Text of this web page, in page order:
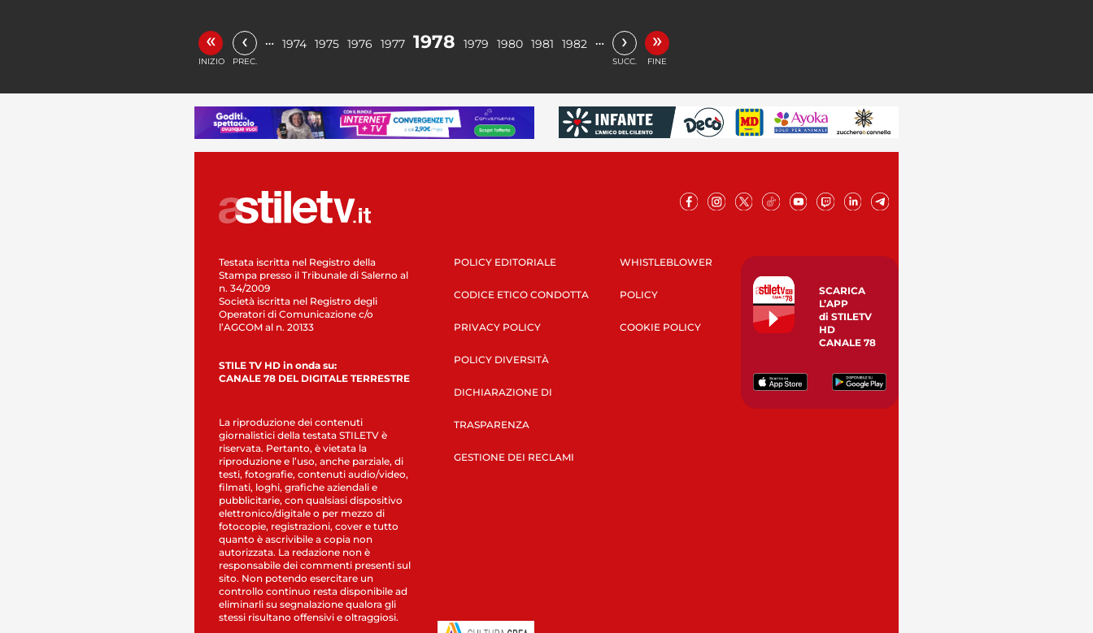
«
INIZIO
‹
PREC.
… 1974 1975 1976 1977 1978 1979 1980 1981 1982 … ›
SUCC.
»
FINE
Testata iscritta nel Registro della
Stampa presso il Tribunale di Salerno al
n. 34/2009
Società iscritta nel Registro degli
Operatori di Comunicazione c/o
l’AGCOM al n. 20133
STILE TV HD in onda su:
CANALE 78 DEL DIGITALE TERRESTRE
La riproduzione dei contenuti
giornalistici della testata STILETV è
riservata. Pertanto, è vietata la
riproduzione e l’uso, anche parziale, di
testi, fotografie, contenuti audio/video,
filmati, loghi, grafiche aziendali e
pubblicitarie, con qualsiasi dispositivo
elettronico/digitale o per mezzo di
fotocopie, registrazioni, cover e tutto
quanto è ascrivibile a copia non
autorizzata. La redazione non è
responsabile dei commenti presenti sul
sito. Non potendo esercitare un
controllo continuo resta disponibile ad
eliminarli su segnalazione qualora gli
stessi risultano offensivi e oltraggiosi.
POLICY EDITORIALE
CODICE ETICO CONDOTTA
PRIVACY POLICY
POLICY DIVERSITÀ
DICHIARAZIONE DI
TRASPARENZA
GESTIONE DEI RECLAMI
WHISTLEBLOWER
POLICY
COOKIE POLICY
SCARICA
L’APP
di STILETV
HD
CANALE 78